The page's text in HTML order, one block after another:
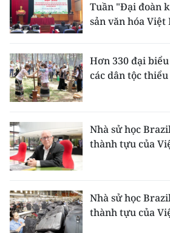
CHUYÊN ĐỀ
CÁC CHUYÊN TRANG
VỀ BÁO NHÂN DÂN
THỜI NAY
NHÂN DÂN CUỐI TUẦN
MUA BÁO
Tuần "Đại đoàn
sản văn hóa Việt
Hơn 330 đại
các dân tộc
Nhà sử học
thành tựu của
Nhà sử học
thành tựu của